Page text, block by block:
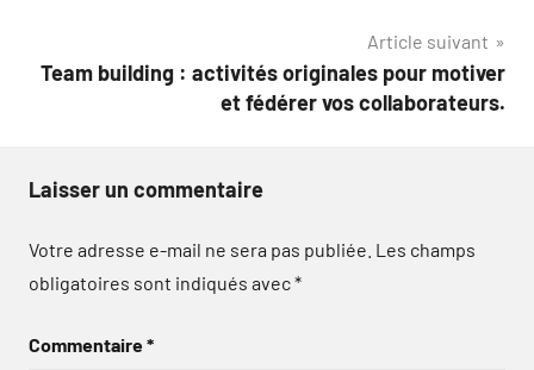
Article suivant
Team building : activités originales pour motiver
et fédérer vos collaborateurs.
Laisser un commentaire
Votre adresse e-mail ne sera pas publiée. Les champs
obligatoires sont indiqués avec*
Commentaire*